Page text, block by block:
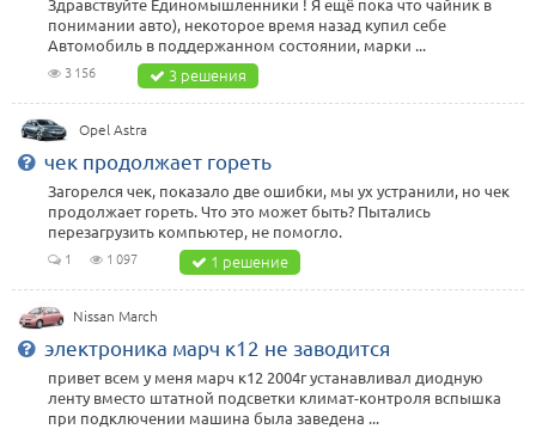
понимании авто), некоторое время назад купил себе
Автомобиль в поддержанном состоянии, марки ...
3 156 3 решения
Opel Astra
чек продолжает гореть
Загорелся чек, показало две ошибки, мы ух устранили, но чек
продолжает гореть. Что это может быть? Пытались
перезагрузить компьютер, не помогло.
1 1 097 1 решение
Nissan March
электроника марч к12 не заводится
привет всем у меня марч к12 2004г устанавливал диодную
ленту вместо штатной подсветки климат-контроля вспышка
при подключении машина была заведена ...